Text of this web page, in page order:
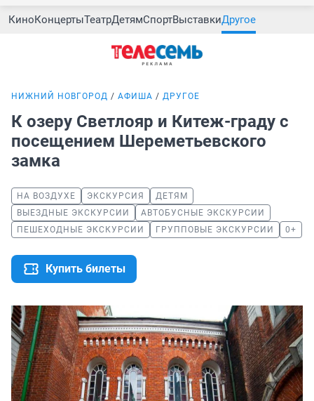
КиноКонцертыТеатрДетямСпортВыставкиДругое
НИЖНИЙ НОВГОРОД АФИША ДРУГОЕ
К озеру Светлояр и Китеж-граду с
посещением Шереметьевского
замка
НА ВОЗДУХЕ ЭКСКУРСИЯ
ДЕТЯМ
ВЫЕЗДНЫЕ ЭКСКУРСИИ
АВТОБУСНЫЕ ЭКСКУРСИИ
ПЕШЕХОДНЫЕ ЭКСКУРСИИ
ГРУППОВЫЕ ЭКСКУРСИИ 0+
Купить билеты